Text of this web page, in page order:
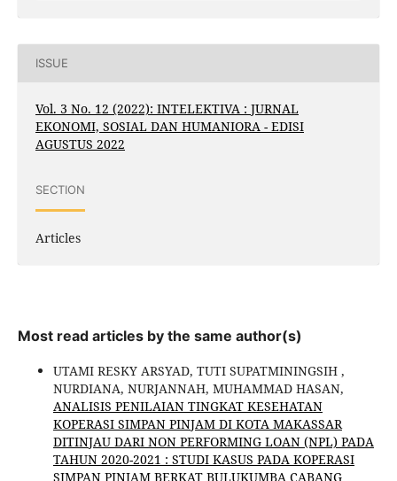
ISSUE
Vol. 3 No. 12 (2022): INTELEKTIVA : JURNAL
EKONOMI, SOSIAL DAN HUMANIORA - EDISI
AGUSTUS 2022
SECTION
Articles
Most read articles by the same author(s)
UTAMI RESKY ARSYAD, TUTI SUPATMININGSIH ,
NURDIANA, NURJANNAH, MUHAMMAD HASAN,
ANALISIS PENILAIAN TINGKAT KESEHATAN
KOPERASI SIMPAN PINJAM DI KOTA MAKASSAR
DITINJAU DARI NON PERFORMING LOAN (NPL) PADA
TAHUN 2020-2021 : STUDI KASUS PADA KOPERASI
SIMPAN PINJAM BERKAT BULUKUMBA CABANG